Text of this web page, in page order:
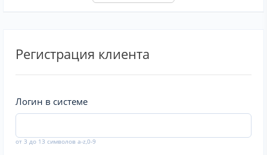
Регистрация клиента
Логин в системе
от 3 до 13 символов a-z,0-9